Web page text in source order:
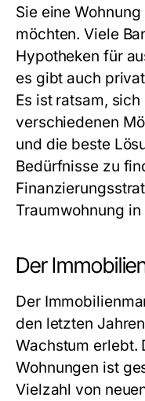
Sie eine
möchten. Viele
Hypotheken für
es gibt auch
Es ist ratsam,
verschiedenen
und die beste
Bedürfnisse zu
Traumwohnung
Der
Der
den letzten
Wachstum erlebt.
Wohnungen ist
Vielzahl von